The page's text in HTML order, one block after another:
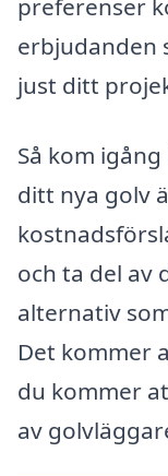
preferenser
erbjudanden
just ditt
Så kom
ditt nya golv
och ta del av
alternativ
Det kommer
du kommer
av